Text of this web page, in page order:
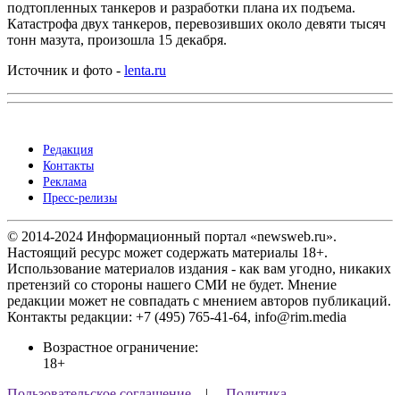
подтопленных танкеров и разработки плана их подъема.
Катастрофа двух танкеров, перевозивших около девяти тысяч
тонн мазута, произошла 15 декабря.
Источник и фото - lenta.ru
Редакция
Контакты
Реклама
Пресс-релизы
© 2014-2024 Информационный портал «newsweb.ru».
Настоящий ресурс может содержать материалы 18+.
Использование материалов издания - как вам угодно, никаких
претензий со стороны нашего СМИ не будет. Мнение
редакции может не совпадать с мнением авторов публикаций.
Контакты редакции: +7 (495) 765-41-64, info@rim.media
Возрастное ограничение:
18+